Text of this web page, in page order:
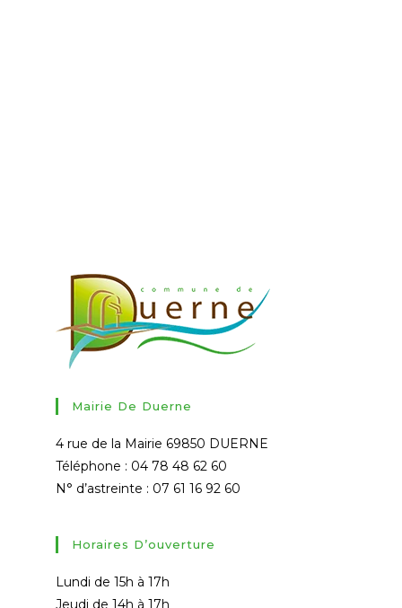
Mairie De Duerne
4 rue de la Mairie 69850 DUERNE
Téléphone : 04 78 48 62 60
N° d’astreinte : 07 61 16 92 60
Horaires D’ouverture
Lundi de 15h à 17h
Jeudi de 14h à 17h